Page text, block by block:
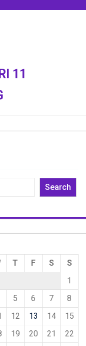
11
Search
T F S
S
1
5 6 7
8
12 13 14
15
19 20 21
22